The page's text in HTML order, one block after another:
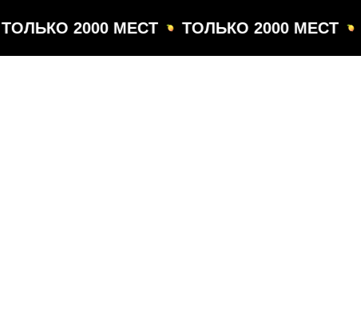
ТОЛЬКО 2000 МЕСТ ТОЛЬКО 2000 МЕСТ